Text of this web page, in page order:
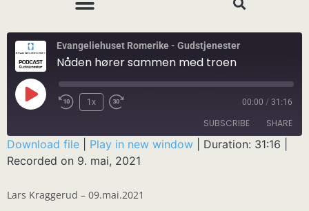
Evangeliehuset Romerike - Gudstjenester
Nåden hører sammen med troen
1x 00:00 / 31:16
SUBSCRIBE SHARE
SHARE
LINK
Download file Play in new window Duration: 31:16
Recorded on 9. mai, 2021
Lars Kraggerud – 09.mai.2021